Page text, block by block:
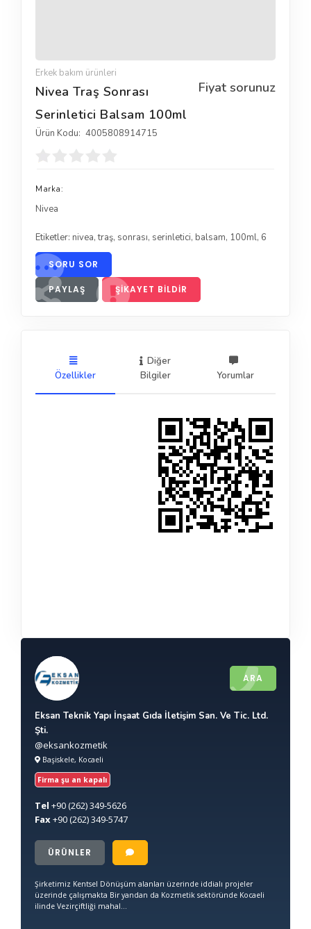
Erkek bakım ürünleri
Fiyat sorunuz
Nivea Traş Sonrası
Serinletici Balsam 100ml
Ürün Kodu: 4005808914715
Marka:
Nivea
Etiketler: nivea,traş, sonrası, serinletici, balsam, 100ml, 6
SORU SOR
PAYLAŞ ŞIKAYET BILDIR
Özellikler
Diğer
Bilgiler
Yorumlar
ARA
Eksan Teknik Yapı İnşaat Gıda İletişim San. Ve Tic. Ltd.
Şti.
@eksankozmetik
Başiskele, Kocaeli
Firma şu an kapalı
Tel +90(262) 349-5626
Fax+90(262) 349-5747
ÜRÜNLER
Şirketimiz Kentsel Dönüşüm alanları üzerinde iddialı projeler
üzerinde çalışmakta Bir yandan da Kozmetik sektöründe Kocaeli
ilinde Vezirçiftliği mahal...